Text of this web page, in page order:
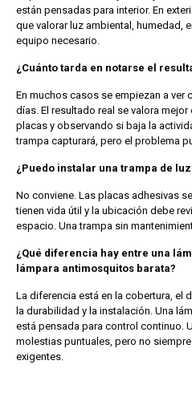
están pensadas para interior. En
que valorar luz ambiental, humedad,
equipo necesario.
¿Cuánto tarda en notarse el
En muchos casos se empiezan a ver
días. El resultado real se valora
placas y observando si baja la
trampa capturará, pero el problema
¿Puedo instalar una trampa de
No conviene. Las placas adhesivas
tienen vida útil y la ubicación debe
espacio. Una trampa sin
¿Qué diferencia hay entre una
lámpara antimosquitos barata?
La diferencia está en la cobertura, el
la durabilidad y la instalación. Una
está pensada para control continuo.
molestias puntuales, pero no
exigentes.